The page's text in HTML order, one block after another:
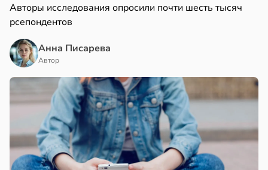
Авторы исследования опросили почти шесть тысяч
рсепондентов
Анна Писарева
Автор